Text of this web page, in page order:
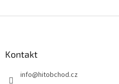
Kontakt
info@hitobchod.cz